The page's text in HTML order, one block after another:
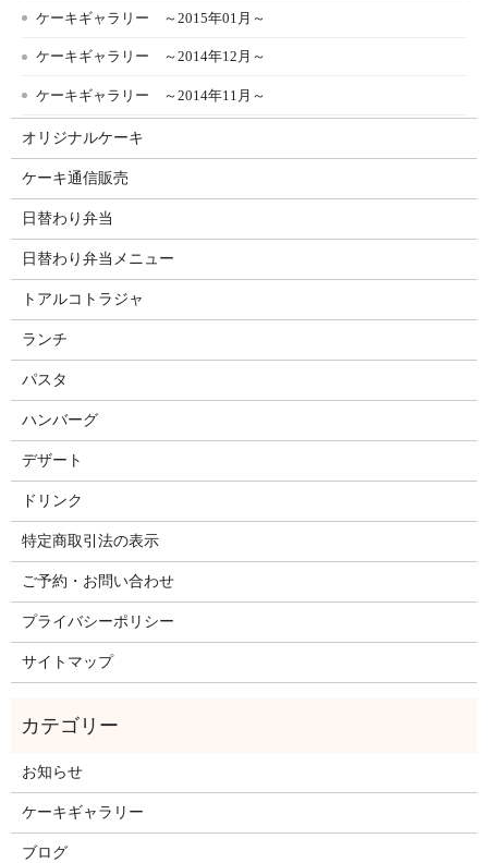
ケーキギャラリー ～2015年01月～
ケーキギャラリー ～2014年12月～
ケーキギャラリー ～2014年11月～
オリジナルケーキ
ケーキ通信販売
日替わり弁当
日替わり弁当メニュー
トアルコトラジャ
ランチ
パスタ
ハンバーグ
デザート
ドリンク
特定商取引法の表示
ご予約・お問い合わせ
プライバシーポリシー
サイトマップ
お知らせ
ケーキギャラリー
ブログ